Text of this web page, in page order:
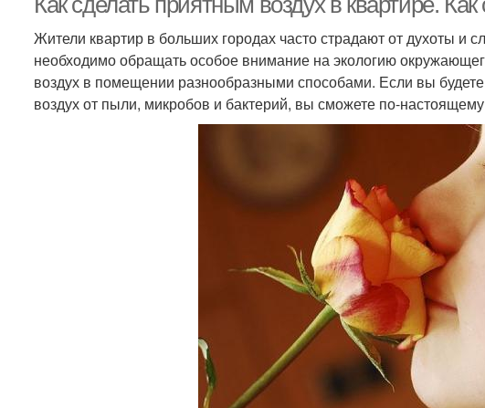
Жители квартир в больших городах часто страдают от духоты и
необходимо обращать особое внимание на экологию
воздух в помещении разнообразными способами. Если вы
воздух от пыли, микробов и бактерий, вы сможете по-